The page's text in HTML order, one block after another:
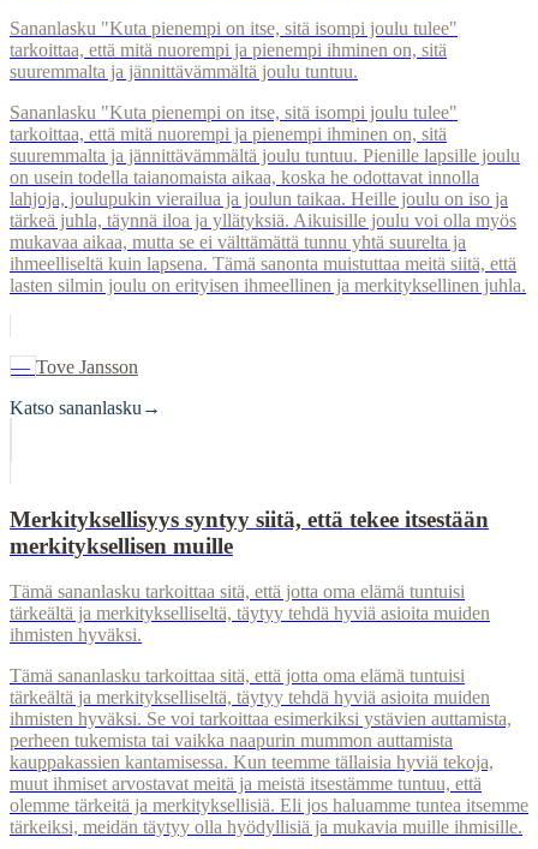
Sananlasku "Kuta pienempi on itse, sitä isompi joulu tulee"
tarkoittaa, että mitä nuorempi ja pienempi ihminen on, sitä
suuremmalta ja jännittävämmältä joulu tuntuu.
Sananlasku "Kuta pienempi on itse, sitä isompi joulu tulee"
tarkoittaa, että mitä nuorempi ja pienempi ihminen on, sitä
suuremmalta ja jännittävämmältä joulu tuntuu. Pienille lapsille joulu
on usein todella taianomaista aikaa, koska he odottavat innolla
lahjoja, joulupukin vierailua ja joulun taikaa. Heille joulu on iso ja
tärkeä juhla, täynnä iloa ja yllätyksiä. Aikuisille joulu voi olla myös
mukavaa aikaa, mutta se ei välttämättä tunnu yhtä suurelta ja
ihmeelliseltä kuin lapsena. Tämä sanonta muistuttaa meitä siitä, että
lasten silmin joulu on erityisen ihmeellinen ja merkityksellinen juhla.
— Tove Jansson
Katso sananlasku →
Merkityksellisyys syntyy siitä, että tekee itsestään
merkityksellisen muille
Tämä sananlasku tarkoittaa sitä, että jotta oma elämä tuntuisi
tärkeältä ja merkitykselliseltä, täytyy tehdä hyviä asioita muiden
ihmisten hyväksi.
Tämä sananlasku tarkoittaa sitä, että jotta oma elämä tuntuisi
tärkeältä ja merkitykselliseltä, täytyy tehdä hyviä asioita muiden
ihmisten hyväksi. Se voi tarkoittaa esimerkiksi ystävien auttamista,
perheen tukemista tai vaikka naapurin mummon auttamista
kauppakassien kantamisessa. Kun teemme tällaisia hyviä tekoja,
muut ihmiset arvostavat meitä ja meistä itsestämme tuntuu, että
olemme tärkeitä ja merkityksellisiä. Eli jos haluamme tuntea itsemme
tärkeiksi, meidän täytyy olla hyödyllisiä ja mukavia muille ihmisille.